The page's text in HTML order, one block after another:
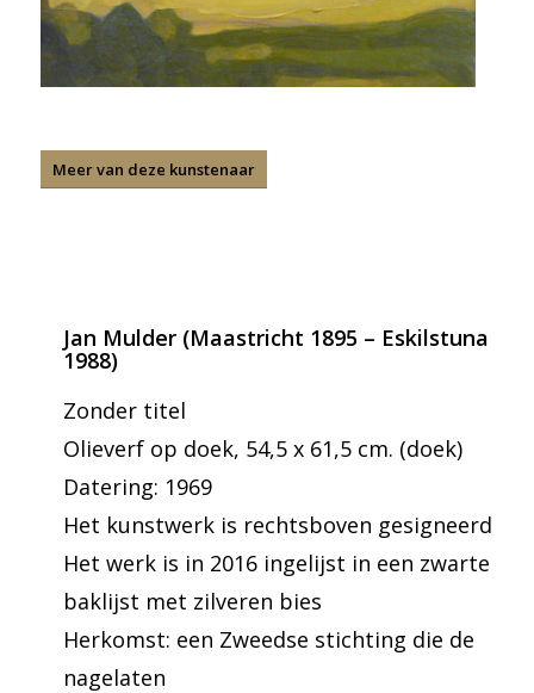
Meer van deze kunstenaar
Jan Mulder (Maastricht 1895 – Eskilstuna
1988)
Zonder titel
Olieverf op doek, 54,5 x 61,5 cm. (doek)
Datering: 1969
Het kunstwerk is rechtsboven gesigneerd
Het werk is in 2016 ingelijst in een zwarte
baklijst met zilveren bies
Herkomst: een Zweedse stichting die de
nagelaten